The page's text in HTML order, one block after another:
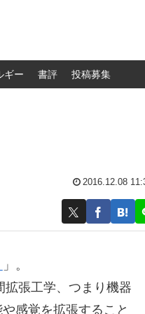
ギー 書評 投稿募集
2016.12.08
」。
拡張工学、つまり機器
感覚を拡張すること